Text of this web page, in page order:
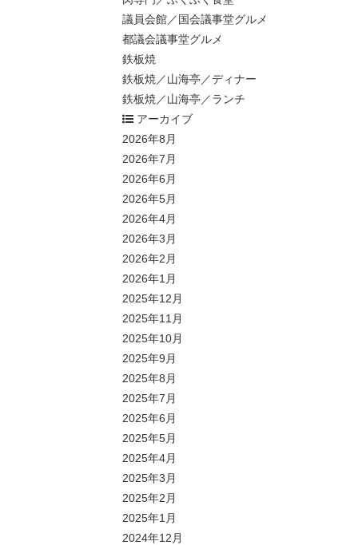
議員会館／国会議事堂グルメ
都議会議事堂グルメ
鉄板焼
鉄板焼／山海亭／ディナー
鉄板焼／山海亭／ランチ
アーカイブ
2026年8月
2026年7月
2026年6月
2026年5月
2026年4月
2026年3月
2026年2月
2026年1月
2025年12月
2025年11月
2025年10月
2025年9月
2025年8月
2025年7月
2025年6月
2025年5月
2025年4月
2025年3月
2025年2月
2025年1月
2024年12月